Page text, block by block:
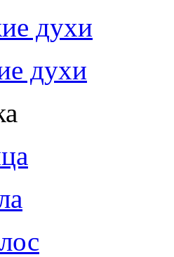
духи
духи